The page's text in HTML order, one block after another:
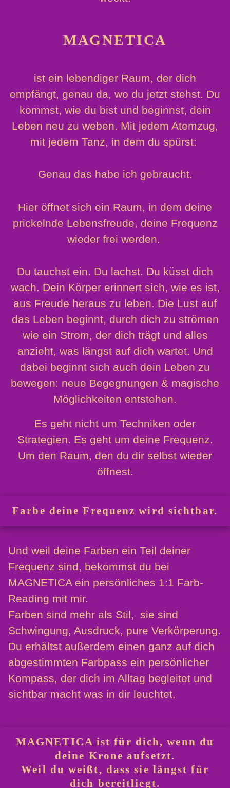
MAGNETICA
ist ein lebendiger Raum, der dich
empfängt, genau da, wo du jetzt stehst. Du
kommst, wie du bist und beginnst, dein
Leben neu zu weben. Mit jedem Atemzug,
mit jedem Tanz, in dem du spürst:
Genau das habe ich gebraucht.
Hier öffnet sich ein Raum, in dem deine
prickelnde Lebensfreude, deine Frequenz
wieder frei werden.
Du tauchst ein. Du lachst. Du küsst dich
wach. Dein Körper erinnert sich, wie es ist,
aus Freude heraus zu leben. Die Lust auf
das Leben beginnt, durch dich zu strömen
wie ein Strom, der dich trägt und alles
anzieht, was längst auf dich wartet. Und
dabei beginnt sich auch dein Leben zu
bewegen: neue Begegnungen & magische
Möglichkeiten entstehen.
Es geht nicht um Techniken oder
Strategien. Es geht um deine Frequenz.
Um den Raum, den du dir selbst wieder
öffnest.
Farbe deine Frequenz wird sichtbar.
Und weil deine Farben ein Teil deiner
Frequenz sind, bekommst du bei
MAGNETICA ein persönliches 1:1 Farb-
Reading mit mir.
Farben sind mehr als Stil, sie sind
Schwingung, Ausdruck, pure Verkörperung.
Du erhältst außerdem einen ganz auf dich
abgestimmten Farbpass ein persönlicher
Kompass, der dich im Alltag begleitet und
sichtbar macht was in dir leuchtet.
MAGNETICA ist für dich, wenn du
deine Krone aufsetzt.
Weil du weißt, dass sie längst für
dich bereitliegt.